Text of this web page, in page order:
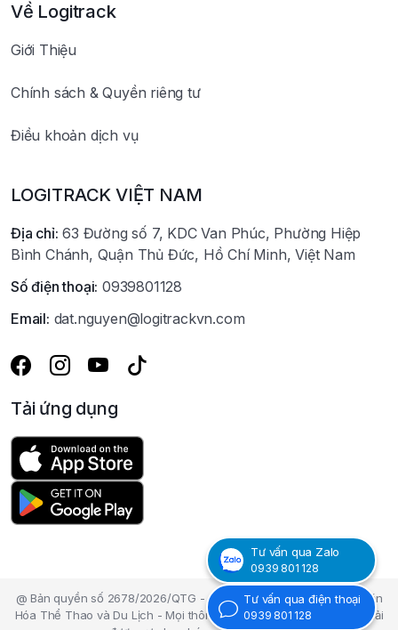
Về Logitrack
Giới Thiệu
Chính sách & Quyền riêng tư
Điều khoản dịch vụ
LOGITRACK VIỆT NAM
Địa chỉ: 63 Đường số 7, KDC Van Phúc, Phường Hiệp
Bình Chánh, Quận Thủ Đức, Hồ Chí Minh, Việt Nam
Số điện thoại: 0939801128
Email: dat.nguyen@logitrackvn.com
Tải ứng dụng
@ Bản quyền số 2678/2026/QTG - Cục Bản Quyền tác giả - Bộ Văn
Hóa Thể Thao và Du Lịch - Mọi thông tin nội dung trên Website phải
Tư vấn qua Zalo
0939 801 128
Tư vấn qua điện thoại
0939 801 128